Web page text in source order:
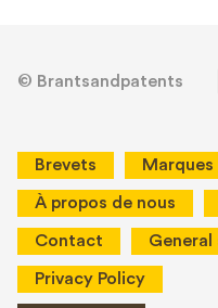
© Brantsandpatents
Brevets Marques
À propos de nous
Contact
Privacy Policy